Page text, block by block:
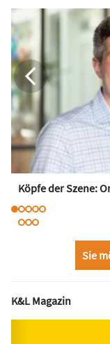
Köpfe der Szene:
Sie
K&L Magazin